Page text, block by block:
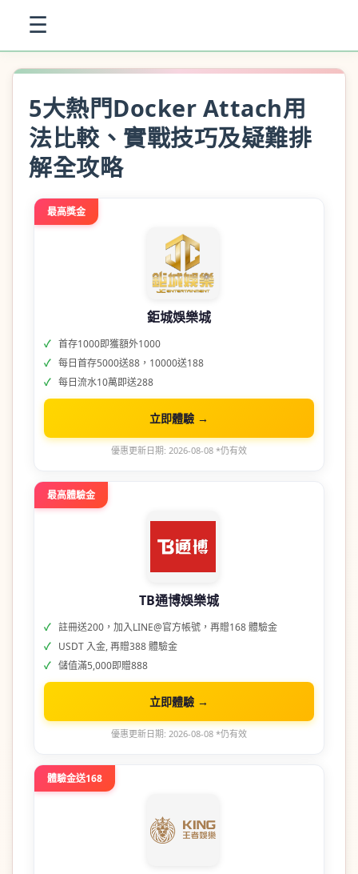
☰
5大熱門Docker Attach用
法比較、實戰技巧及疑難排
解全攻略
最高獎金
鉅城娛樂城
首存1000即獲額外1000
每日首存5000送88，10000送188
每日流水10萬即送288
立即體驗 →
優惠更新日期: 2026-08-08 *仍有效
最高體驗金
TB通博娛樂城
註冊送200，加入LINE@官方帳號，再贈168 體驗金
USDT 入金, 再贈388 體驗金
儲值滿5,000即贈888
立即體驗 →
優惠更新日期: 2026-08-08 *仍有效
體驗金送168